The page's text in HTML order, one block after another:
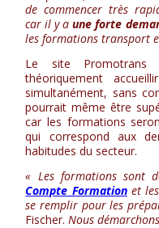
de commencer très
car il y aune forte
les formations transport
Le site Promotrans
théoriquement
simultanément, sans
pourrait même être
car les formations
qui correspond aux
habitudes du secteur.
« Les formations sont
Compte Formationet les
se remplir pour les
Fischer.Nous